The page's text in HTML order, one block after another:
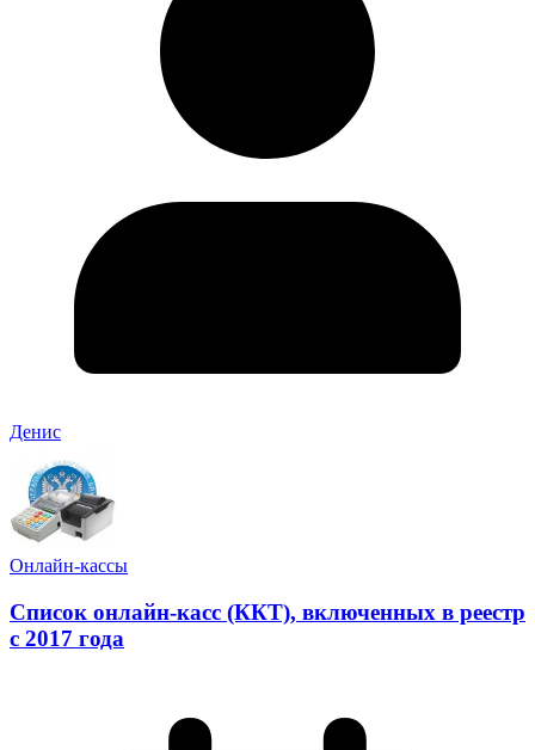
Денис
Онлайн-кассы
Список онлайн-касс (ККТ), включенных в реестр
с 2017 года